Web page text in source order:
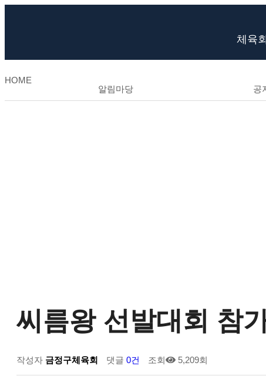
체육
HOME
알림마당
공
씨름왕 선발대회 참
작성자 금정구체육회 댓글 0건 조회 5,209회